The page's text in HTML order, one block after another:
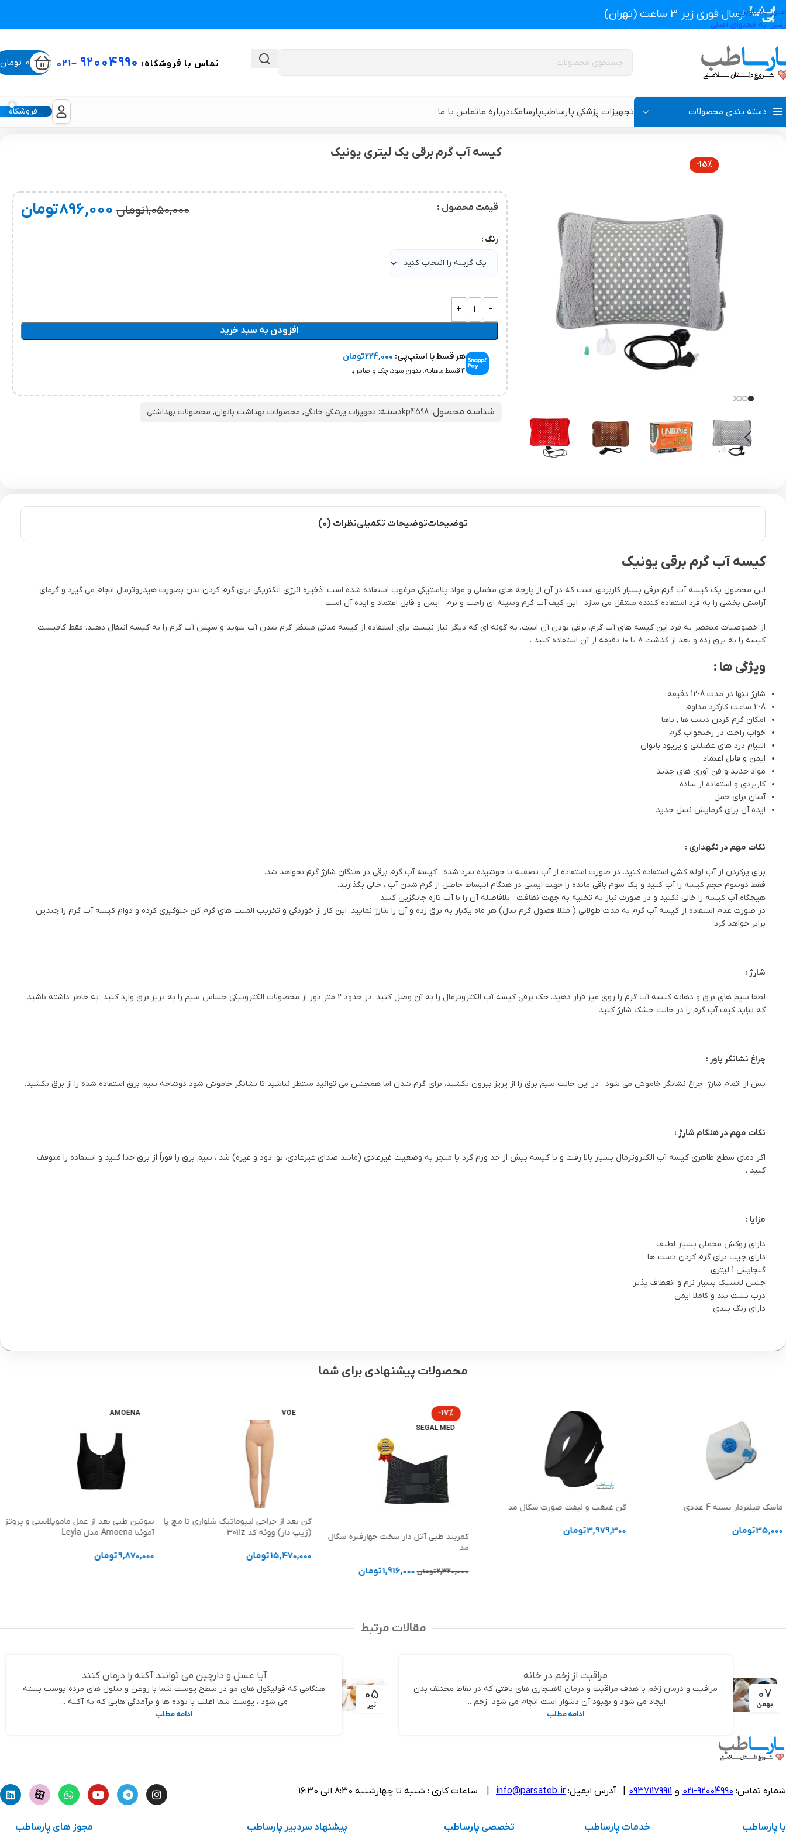
عبور به ناوبری
رفتن به محتوای اصلی
ارسال فوری زیر 3 ساعت (تهران)
تماس با فروشگاه: 92004990
–
021
0 تومان
دسته بندی محصولات
پروتز اکسترنال و سوتین پروتز دار
گن بعد از جراحی زنانه
گن لاغری و گن بعد از زایمان
گن تزریق چربی و پروتز باسن
گن ژنیکوماستی سینه آقایان گن لیپوماتیک بازو ( براکیوپلاستی )
تجهیزات پزشکی پارساطبپارسامگدرباره ماتماس با ما فروشگاه
تجهیزات پزشکی پارساطب تجهیزات پزشکی خانگی کیسه آب گرم برقی یک لیتری یونیک
-15%
کیسه آب گرم برقی یک لیتری یونیک
قیمت محصول : 1,050,000تومان 896,000تومان
رنگ
افزودن به سبد خرید
هر قسط با اسنپ‌پی: 224,000تومان
۴ قسط ماهانه. بدون سود، چک و ضامن.
شناسه محصول:kp4598دسته: تجهیزات پزشکی خانگی, محصولات بهداشت بانوان, محصولات بهداشتی
توضیحاتتوضیحات تکمیلینظرات (0)
کیسه آب گرم برقی یونیک
این محصول یک کیسه آب گرم برقی بسیار کاربردی است که در آن از پارچه های مخملی و مواد پلاستیکی مرغوب استفاده شده است. ذخیره انرژی الکتریکی برای گرم کردن بدن بصورت هیدروترمال انجام می گیرد و گرمای
آرامش بخشی را به فرد استفاده کننده منتقل می سازد . این کیف آب گرم وسیله ای راحت و نرم ، ایمن و قابل اعتماد و ایده آل است .
از خصوصیات منحصر به فرد این کیسه های آب گرم، برقی بودن آن است. به گونه ای که دیگر نیاز نیست برای استفاده از کیسه مدتی منتظر گرم شدن آب شوید و سپس آب گرم را به کیسه انتفال دهید. فقط کافیست
کیسه را به برق زده و بعد از گذشت ۸ تا ۱۰ دقیقه از آن استفاده کنید .
ویژگی ها :
شارژ تنها در مدت 8-12 دقیقه
2-8 ساعت کارکرد مداوم
امکان گرم کردن دست ها , پاها
خواب راحت در رختخواب گرم
التیام درد های عضلانی و پریود بانوان
ایمن و قابل اعتماد
مواد جدید و فن آوری های جدید
کاربردی و استفاده از ساده
آسان برای حمل
ایده آل برای گرمایش نسل جدید
نکات مهم در نگهداری :
برای پرکردن از آب لوله کشی استفاده کنید. در صورت استفاده از آب تصفیه یا جوشیده سرد شده ، کیسه آب گرم برقی در هنگان شارژ گرم نخواهد شد.
فقط دوسوم حجم کیسه را آب کنید و یک سوم باقی مانده را جهت ایمنی در هنگام انبساط حاصل از گرم شدن آب ، خالی بگذارید.
هیچگاه آب کیسه را خالی نکنید و در صورت نیاز به تخلیه به جهت نظافت ، بلافاصله آن را با آب تازه جایگزین کنید
در صورت عدم استفاده از کیسه آب گرم به مدت طولانی ( مثلا فصول گرم سال) هر ماه یکبار به برق زده و آن را شارژ نمایید. این کار از خوردگی و تخریب المنت های گرم کن جلوگیری کرده و دوام کیسه آب گرم را چندین
برابر خواهد کرد.
شارژ :
لطفا سیم های برق و دهانه کیسه آب گرم را روی میز قرار دهید، جک برقی کیسه آب الکتروترمال را به آن وصل کنید. در حدود 2 متر دور از محصولات الکترونیکی حساس سیم را به پریز برق وارد کنید. به خاطر داشته باشید
که نباید کیف آب گرم را در حالت خشک شارژ کنید.
چراغ نشانگر پاور :
پس از اتمام شارژ، چراغ نشانگر خاموش می شود ، در این حالت سیم برق را از پریز بیرون بکشید، برای گرم شدن اما همچنین می توانید منتظر نباشید تا نشانگر خاموش شود دوشاخه سیم برق استفاده شده را از برق بکشید.
نکات مهم در هنگام شارژ :
اگر دمای سطح ظاهری کیسه آب الکتروترمال بسیار بالا رفت و یا کیسه بیش از حد ورم کرد یا منجر به وضعیت غیرعادی (مانند صدای غیرعادی، بو، دود و غیره) شد ، سیم برق را فوراً از برق جدا کنید و استفاده را متوقف
کنید .
مزایا :
دارای روکش مخملی بسیار لطیف
دارای جیب برای گرم کردن دست ها
گنجایش 1 لیتری
جنس لاستیک بسیار نرم و انعطاف پذیر
درب نشت بند و کاملا ایمن
دارای رنگ بندی
محصولات پیشنهادی برای شما
ماسک فیلتردار بسته 4 عددی
35,000تومان
گن غبغب و لیفت صورت سگال مد
3,979,300تومان
-17%
SEGAL MED
کمربند طبی آتل دار سخت چهارفنره سگال
مد
2,320,000تومان 1,916,000تومان
VOE
گن بعد از جراحی لیپوماتیک شلواری تا مچ پا
(زیپ دار) ووئه کد 3011z
15,470,000تومان
AMOENA
سوتین طبی بعد از عمل ماموپلاستی و پروتز
آموئنا Amoena مدل Leyla
9,870,000تومان
مقالات مرتبط
07
بهمن
مراقبت از زخم در خانه
مراقبت و درمان زخم با هدف مراقبت و درمان ناهنجاری های بافتی که در نقاط مختلف بدن
ایجاد می شود و بهبود آن دشوار است انجام می شود. زخم ...
ادامه مطلب
05
تیر
آیا عسل و دارچین می توانند آکنه را درمان کنند
هنگامی که فولیکول های مو در سطح پوست شما با روغن و سلول های مرده پوست بسته
می شود ، پوست شما اغلب با توده ها و برآمدگی هایی که به آکنه ...
ادامه مطلب
شماره تماس: 92004990-021 و 09371179911 آدرس ایمیل: info@parsateb.ir | ساعات کاری : شنبه تا چهارشنبه 8:30 الی 16:30
با پارساطب خدمات پارساطب تخصصی پارساطب پیشنهاد سردبیر پارساطب مجوز های پارساطب